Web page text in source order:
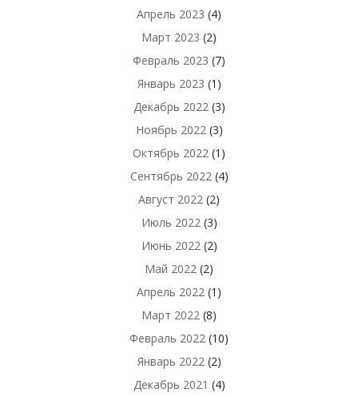
Апрель 2023 (4)
Март 2023 (2)
Февраль 2023 (7)
Январь 2023 (1)
Декабрь 2022(3)
Ноябрь 2022(3)
Октябрь 2022 (1)
Сентябрь 2022(4)
Август 2022 (2)
Июль 2022(3)
Июнь 2022(2)
Май 2022 (2)
Апрель 2022 (1)
Март 2022 (8)
Февраль 2022 (10)
Январь 2022(2)
Декабрь 2021 (4)